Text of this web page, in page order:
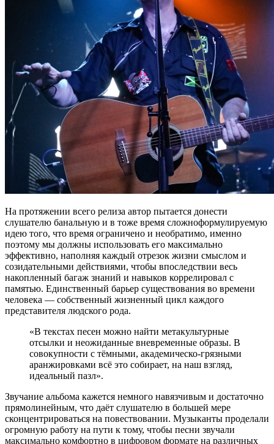
На протяжении всего релиза автор пытается донести
слушателю банальную и в тоже время сложноформулируемую
идею того, что время ограничено и необратимо, именно
поэтому мы должны использовать его максимально
эффективно, наполняя каждый отрезок жизни смыслом и
созидательными действиями, чтобы впоследствии весь
накопленный багаж знаний и навыков коррелировал с
памятью. Единственный барьер существования во времени
человека — собственный жизненный цикл каждого
представителя людского рода.
«В текстах песен можно найти метакультурные
отсылки и неожиданные вневременные образы. В
совокупности с тëмными, академическо-грязными
аранжировками всё это собирает, на наш взгляд,
идеальный пазл».
Звучание альбома кажется немного навязчивым и достаточно
прямолинейным, что даёт слушателю в большей мере
сконцентрироваться на повествовании. Музыканты проделали
огромную работу на пути к тому, чтобы песни звучали
максимально комфортно в цифровом формате на различных